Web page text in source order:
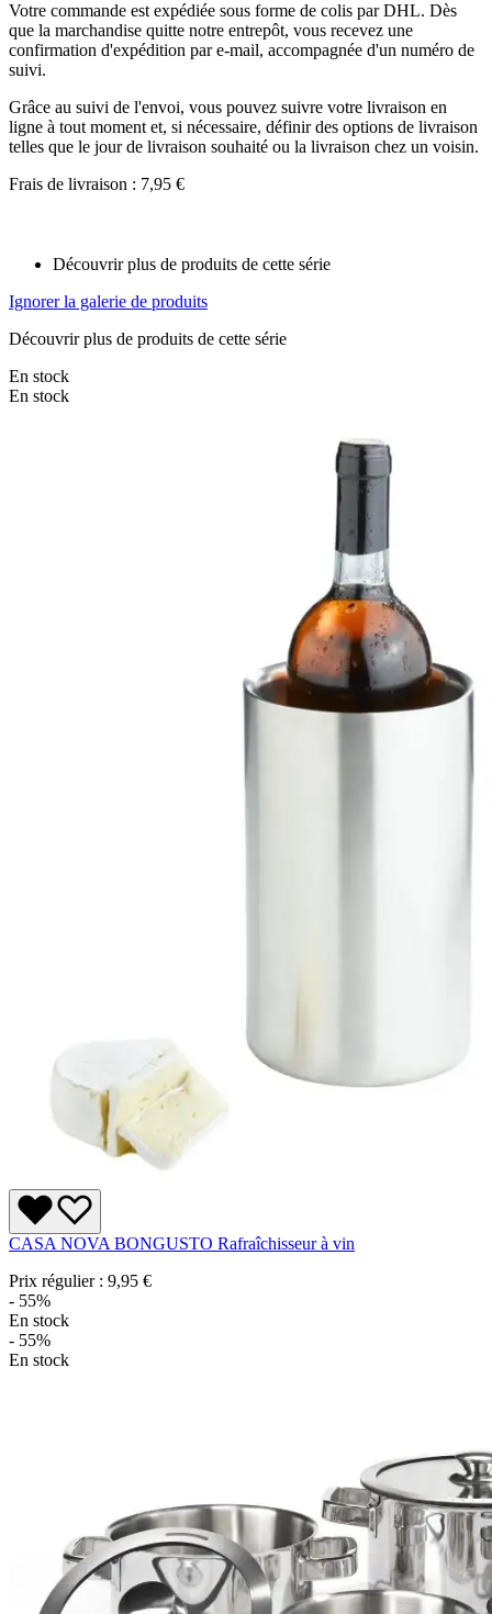
Votre commande est expédiée sous forme de colis par DHL. Dès
que la marchandise quitte notre entrepôt, vous recevez une
confirmation d'expédition par e-mail, accompagnée d'un numéro de
suivi.
Grâce au suivi de l'envoi, vous pouvez suivre votre livraison en
ligne à tout moment et, si nécessaire, définir des options de livraison
telles que le jour de livraison souhaité ou la livraison chez un voisin.
Frais de livraison : 7,95 €
Découvrir plus de produits de cette série
Ignorer la galerie de produits
Découvrir plus de produits de cette série
En stock
En stock
CASA NOVA BONGUSTO Rafraîchisseur à vin
Prix régulier : 9,95 €
- 55%
En stock
- 55%
En stock